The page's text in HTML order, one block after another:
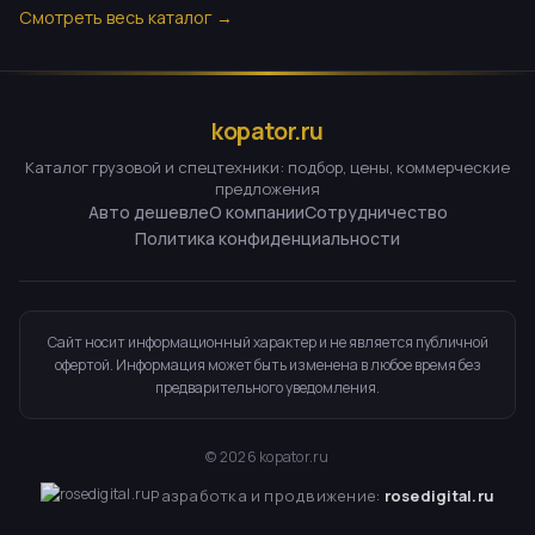
Смотреть весь каталог →
kopator.ru
Каталог грузовой и спецтехники: подбор, цены, коммерческие
предложения
Авто дешевлеО компанииСотрудничество
Политика конфиденциальности
Сайт носит информационный характер и не является публичной
офертой. Информация может быть изменена в любое время без
предварительного уведомления.
©2026 kopator.ru
Разработка и продвижение: rosedigital.ru